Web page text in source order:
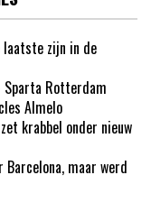
laatste zijn in de
Sparta Rotterdam
Almelo
krabbel onder nieuw
maar werd